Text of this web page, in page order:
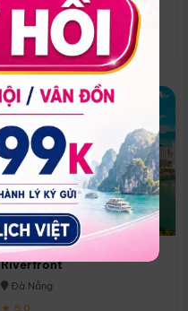
Quoc
Phú Quốc
★ 5.0
Melia Vinpearl Danang
Riverfront
Đà Nẵng
★ 5.0